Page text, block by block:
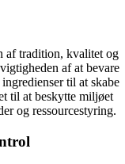
af tradition, kvalitet og
af ​​at bevare
til at skabe
til at beskytte miljøet
og ressourcestyring.